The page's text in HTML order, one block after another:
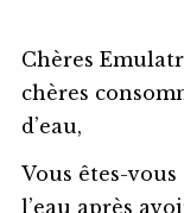
Chères
chères
d’eau,
Vous êtes-
l’eau après